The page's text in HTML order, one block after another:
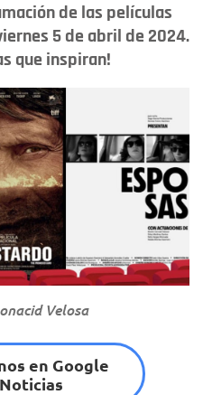
de las películas
5 de abril de 2024.
que inspiran!
Velosa
en Google
Noticias